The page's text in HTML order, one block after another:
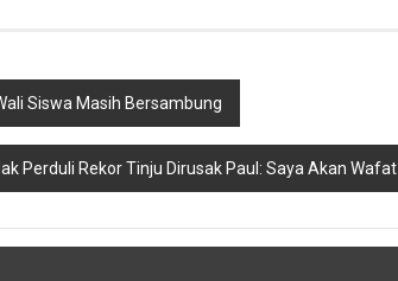
Siswa Masih Bersambung
Perduli Rekor Tinju Dirusak Paul: Saya Akan Wafat